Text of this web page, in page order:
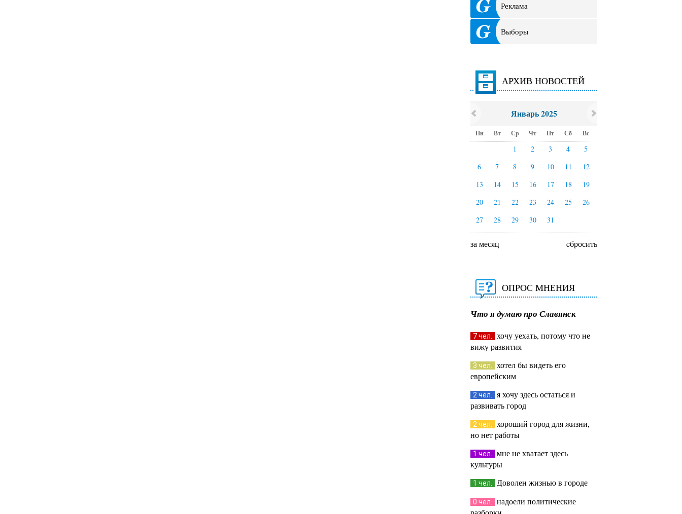
Реклама
Выборы
АРХИВ НОВОСТЕЙ
Январь 2025
Пн Вт Ср Чт Пт Сб Вс
1 2 3 4
5
6
7 8 9 10 11
12
13
14 15 16 17 18
19
20
21 22 23 24 25
26
27
28 29 30 31
за месяц cбросить
ОПРОС МНЕНИЯ
Что я думаю про Славянск
7 чел.
хочу уехать, потому что не
вижу развития
3 чел.
хотел бы видеть его
европейским
2 чел.
я хочу здесь остаться и
развивать город
2 чел.
хороший город для жизни,
но нет работы
1 чел.
мне не хватает здесь
культуры
1 чел. Доволен жизнью в городе
0 чел.
надоели политические